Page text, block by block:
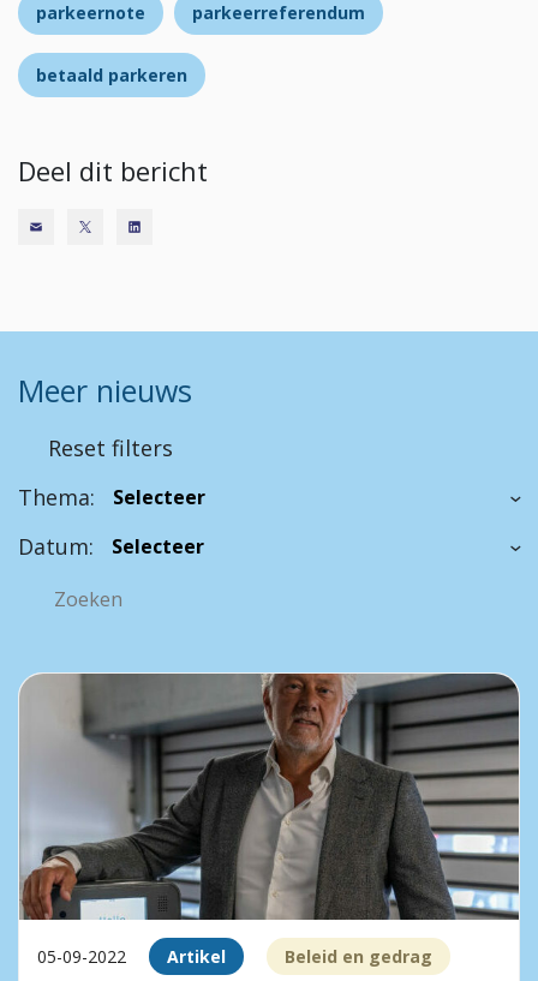
parkeernote parkeerreferendum
betaald parkeren
Deel dit bericht
Meer nieuws
Reset filters
Thema:
Datum:
05-09-2022 Artikel Beleid en gedrag